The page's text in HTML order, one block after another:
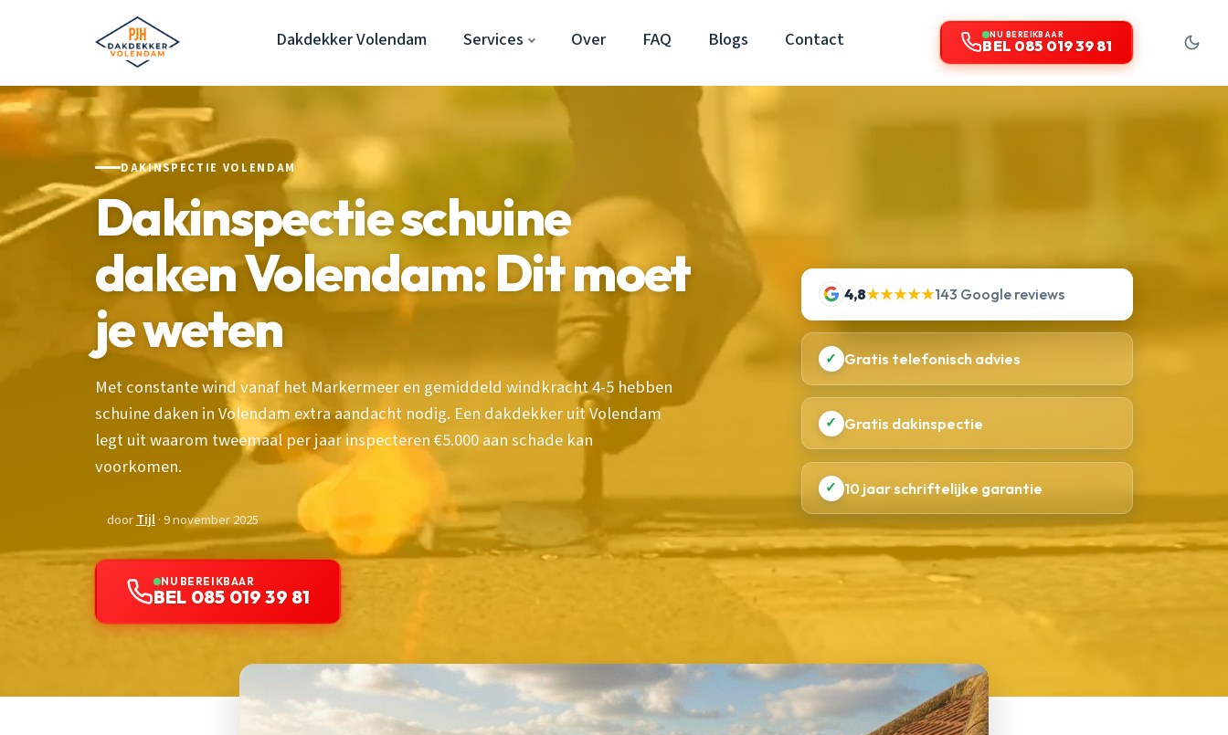
Dakdekker Volendam Services Over FAQ Blogs Contact NU BEREIKBAAR
BEL 085 019 39 81
DAKINSPECTIE VOLENDAM
Dakinspectie schuine
daken Volendam: Dit moet
je weten
Met constante wind vanaf het Markermeer en gemiddeld windkracht 4-5 hebben
schuine daken in Volendam extra aandacht nodig. Een dakdekker uit Volendam
legt uit waarom tweemaal per jaar inspecteren €5.000 aan schade kan
voorkomen.
doorTijl· 9 november 2025
NU BEREIKBAAR
BEL 085 019 39 81
4,8★★★★★143 Google reviews
✓ Gratis telefonisch advies
✓ Gratis dakinspectie
✓ 10 jaar schriftelijke garantie